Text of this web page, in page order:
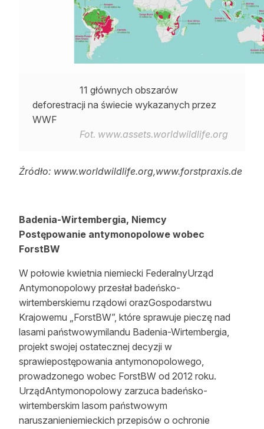
11 głównych obszarów
deforestracji na świecie wykazanych przez
WWF
Fot. www.assets.worldwildlife.org
Źródło: www.worldwildlife.org,www.forstpraxis.de
Badenia-Wirtembergia, Niemcy
Postępowanie antymonopolowe wobec
ForstBW
W połowie kwietnia niemiecki FederalnyUrząd
Antymonopolowy przesłał badeńsko-
wirtemberskiemu rządowi orazGospodarstwu
Krajowemu „ForstBW”, które sprawuje pieczę nad
lasami państwowymilandu Badenia-Wirtembergia,
projekt swojej ostatecznej decyzji w
sprawiepostępowania antymonopolowego,
prowadzonego wobec ForstBW od 2012 roku.
UrządAntymonopolowy zarzuca badeńsko-
wirtemberskim lasom państwowym
naruszanieniemieckich przepisów o ochronie